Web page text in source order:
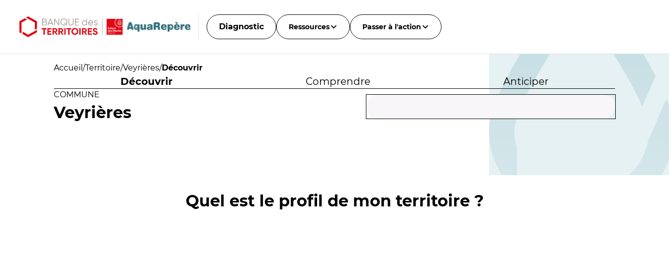
Diagnostic Ressources Passer à l'action
Accueil /Territoire/Veyrières/Découvrir
Découvrir Comprendre Anticiper
COMMUNE
Veyrières
Quel est le profil de mon territoire ?